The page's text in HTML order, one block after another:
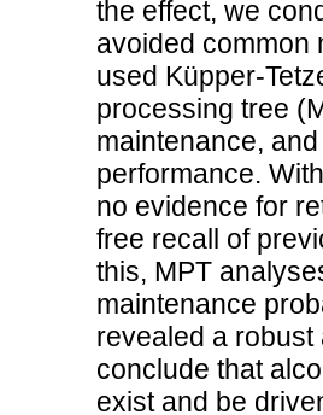
the effect, we
avoided common
used Küpper-
processing tree
maintenance,
performance.
no evidence for
free recall of
this, MPT
maintenance
revealed a
conclude that
exist and be